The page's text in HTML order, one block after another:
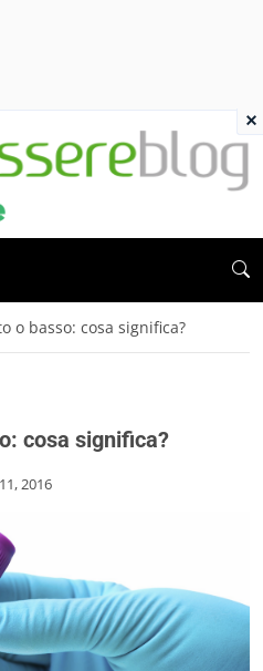
o basso: cosa significa?
cosa significa?
2016
×